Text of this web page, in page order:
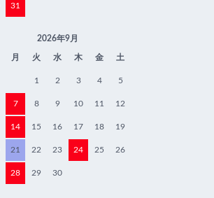
31
2026年9月
月 火 水 木 金 土
1 2 3 4 5
7 8 9 10 11 12
14 15 16 17 18 19
21 22 23 24 25 26
28 29 30